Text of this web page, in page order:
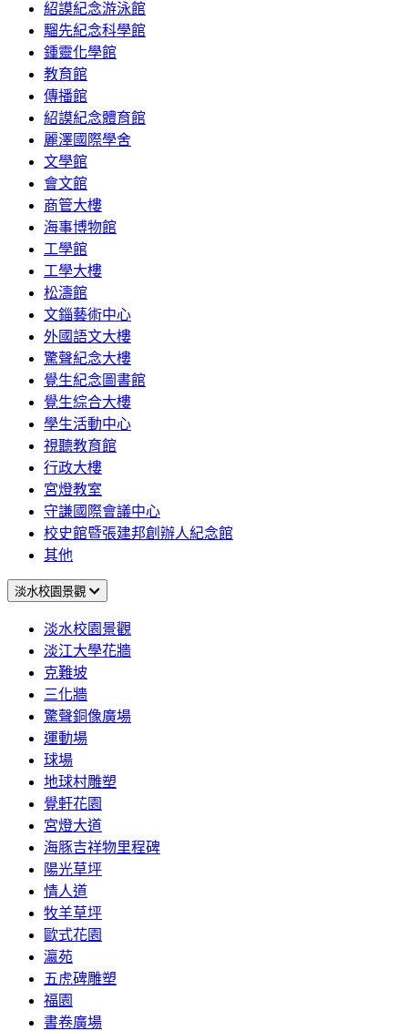
紹謨紀念游泳館
騮先紀念科學館
鍾靈化學館
教育館
傳播館
紹謨紀念體育館
麗澤國際學舍
文學館
會文館
商管大樓
海事博物館
工學館
工學大樓
松濤館
文錙藝術中心
外國語文大樓
驚聲紀念大樓
覺生紀念圖書館
覺生綜合大樓
學生活動中心
視聽教育館
行政大樓
宮燈教室
守謙國際會議中心
校史館暨張建邦創辦人紀念館
其他
淡水校園景觀
淡水校園景觀
淡江大學花牆
克難坡
三化牆
驚聲銅像廣場
運動場
球場
地球村雕塑
覺軒花園
宮燈大道
海豚吉祥物里程碑
陽光草坪
情人道
牧羊草坪
歐式花園
瀛苑
五虎碑雕塑
福園
書卷廣場